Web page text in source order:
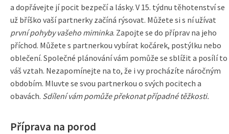
a dopřávejte jí pocit bezpečí a lásky. V 15. týdnu těhotenství se
už bříško vaší partnerky začíná rýsovat. Můžete si s ní užívat
první pohyby vašeho miminka. Zapojte se do příprav na jeho
příchod. Můžete s partnerkou vybírat kočárek, postýlku nebo
oblečení. Společné plánování vám pomůže se sblížit a posílí to
váš vztah. Nezapomínejte na to, že i vy procházíte náročným
obdobím. Mluvte se svou partnerkou o svých pocitech a
obavách. Sdílení vám pomůže překonat případné těžkosti.
Příprava na porod